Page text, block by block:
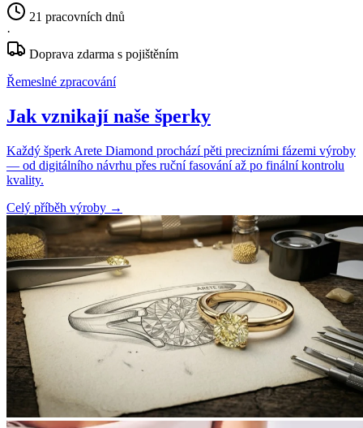
21 pracovních dnů
·
Doprava zdarma s pojištěním
Řemeslné zpracování
Jak vznikají naše šperky
Každý šperk Arete Diamond prochází pěti precizními fázemi výroby
— od digitálního návrhu přes ruční fasování až po finální kontrolu
kvality.
Celý příběh výroby →